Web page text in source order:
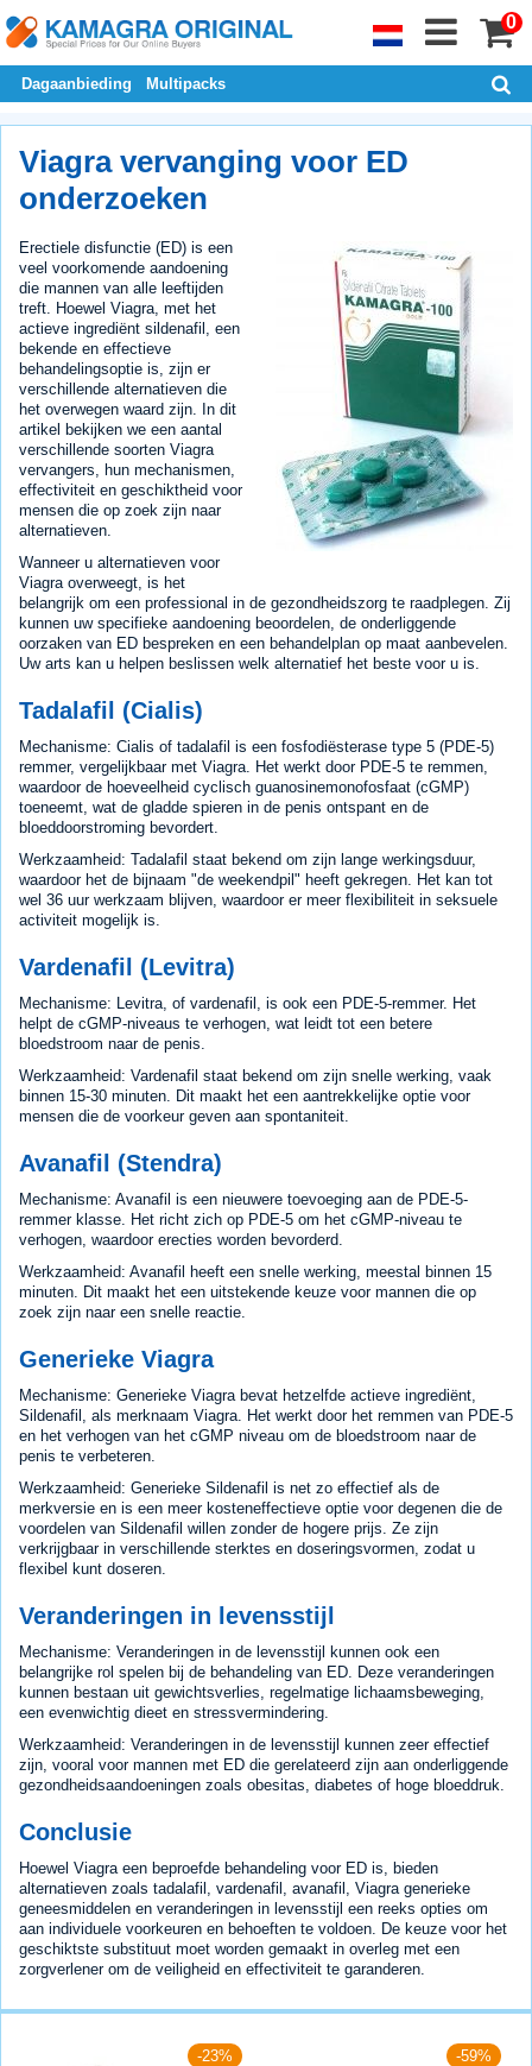
0
Dagaanbieding Multipacks
Viagra vervanging voor ED
onderzoeken
Erectiele disfunctie (ED) is een
veel voorkomende aandoening
die mannen van alle leeftijden
treft. Hoewel Viagra, met het
actieve ingrediënt sildenafil, een
bekende en effectieve
behandelingsoptie is, zijn er
verschillende alternatieven die
het overwegen waard zijn. In dit
artikel bekijken we een aantal
verschillende soorten Viagra
vervangers, hun mechanismen,
effectiviteit en geschiktheid voor
mensen die op zoek zijn naar
alternatieven.
Wanneer u alternatieven voor
Viagra overweegt, is het
belangrijk om een professional in de gezondheidszorg te raadplegen. Zij
kunnen uw specifieke aandoening beoordelen, de onderliggende
oorzaken van ED bespreken en een behandelplan op maat aanbevelen.
Uw arts kan u helpen beslissen welk alternatief het beste voor u is.
Tadalafil (Cialis)
Mechanisme: Cialis of tadalafil is een fosfodiësterase type 5 (PDE-5)
remmer, vergelijkbaar met Viagra. Het werkt door PDE-5 te remmen,
waardoor de hoeveelheid cyclisch guanosinemonofosfaat (cGMP)
toeneemt, wat de gladde spieren in de penis ontspant en de
bloeddoorstroming bevordert.
Werkzaamheid: Tadalafil staat bekend om zijn lange werkingsduur,
waardoor het de bijnaam "de weekendpil" heeft gekregen. Het kan tot
wel 36 uur werkzaam blijven, waardoor er meer flexibiliteit in seksuele
activiteit mogelijk is.
Vardenafil (Levitra)
Mechanisme: Levitra, of vardenafil, is ook een PDE-5-remmer. Het
helpt de cGMP-niveaus te verhogen, wat leidt tot een betere
bloedstroom naar de penis.
Werkzaamheid: Vardenafil staat bekend om zijn snelle werking, vaak
binnen 15-30 minuten. Dit maakt het een aantrekkelijke optie voor
mensen die de voorkeur geven aan spontaniteit.
Avanafil (Stendra)
Mechanisme: Avanafil is een nieuwere toevoeging aan de PDE-5-
remmer klasse. Het richt zich op PDE-5 om het cGMP-niveau te
verhogen, waardoor erecties worden bevorderd.
Werkzaamheid: Avanafil heeft een snelle werking, meestal binnen 15
minuten. Dit maakt het een uitstekende keuze voor mannen die op
zoek zijn naar een snelle reactie.
Generieke Viagra
Mechanisme: Generieke Viagra bevat hetzelfde actieve ingrediënt,
Sildenafil, als merknaam Viagra. Het werkt door het remmen van PDE-5
en het verhogen van het cGMP niveau om de bloedstroom naar de
penis te verbeteren.
Werkzaamheid: Generieke Sildenafil is net zo effectief als de
merkversie en is een meer kosteneffectieve optie voor degenen die de
voordelen van Sildenafil willen zonder de hogere prijs. Ze zijn
verkrijgbaar in verschillende sterktes en doseringsvormen, zodat u
flexibel kunt doseren.
Veranderingen in levensstijl
Mechanisme: Veranderingen in de levensstijl kunnen ook een
belangrijke rol spelen bij de behandeling van ED. Deze veranderingen
kunnen bestaan uit gewichtsverlies, regelmatige lichaamsbeweging,
een evenwichtig dieet en stressvermindering.
Werkzaamheid: Veranderingen in de levensstijl kunnen zeer effectief
zijn, vooral voor mannen met ED die gerelateerd zijn aan onderliggende
gezondheidsaandoeningen zoals obesitas, diabetes of hoge bloeddruk.
Conclusie
Hoewel Viagra een beproefde behandeling voor ED is, bieden
alternatieven zoals tadalafil, vardenafil, avanafil, Viagra generieke
geneesmiddelen en veranderingen in levensstijl een reeks opties om
aan individuele voorkeuren en behoeften te voldoen. De keuze voor het
geschiktste substituut moet worden gemaakt in overleg met een
zorgverlener om de veiligheid en effectiviteit te garanderen.
-23% -59%